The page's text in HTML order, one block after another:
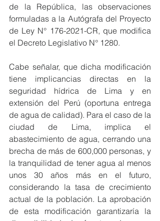
de la República, las observaciones
formuladas a la Autógrafa del Proyecto
de Ley N° 176-2021-CR, que modifica
el Decreto Legislativo N° 1280.
Cabe señalar, que dicha modificación
tiene implicancias directas en la
seguridad hídrica de Lima y en
extensión del Perú (oportuna entrega
de agua de calidad). Para el caso de la
ciudad de Lima, implica el
abastecimiento de agua, cerrando una
brecha de más de 600,000 personas, y
la tranquilidad de tener agua al menos
unos 30 años más en el futuro,
considerando la tasa de crecimiento
actual de la población. La aprobación
de esta modificación garantizaría la